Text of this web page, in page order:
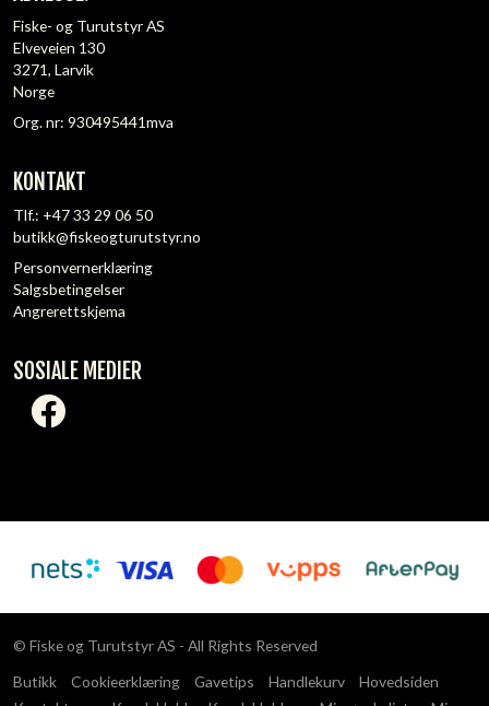
Fiske- og Turutstyr AS
Elveveien 130
3271, Larvik
Norge
Org. nr: 930495441mva
KONTAKT
Tlf.: +47 33 29 06 50
butikk@fiskeogturutstyr.no
Personvernerklæring
Salgsbetingelser
Angrerettskjema
SOSIALE MEDIER
© Fiske og Turutstyr AS - All Rights Reserved
Butikk
Cookieerklæring Gavetips Handlekurv
Hovedsiden